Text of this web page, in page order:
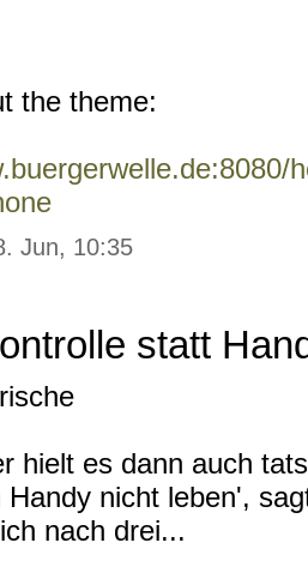
the theme:
Jun, 10:35
statt
hielt es dann auch
Handy nicht leben',
nach drei...